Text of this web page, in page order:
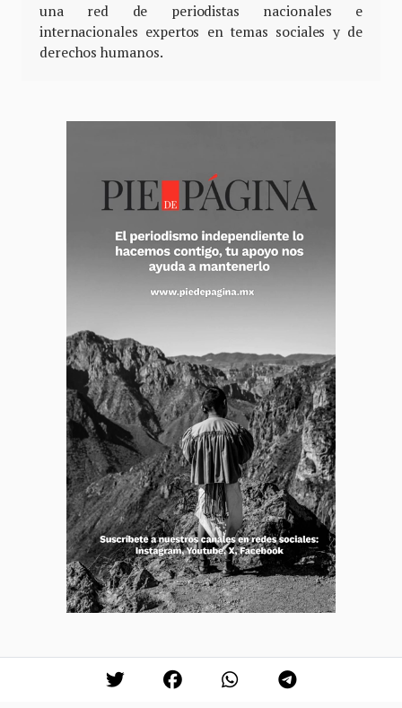
una red de periodistas nacionales e
internacionales expertos en temas sociales y de
derechos humanos.